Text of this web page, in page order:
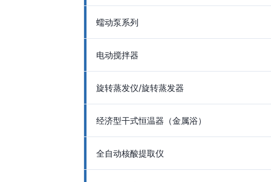
蠕动泵系列
电动搅拌器
旋转蒸发仪/旋转蒸发器
经济型干式恒温器（金属浴）
全自动核酸提取仪